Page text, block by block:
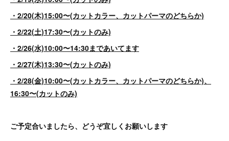
・2/20(木)15:00〜(カットカラー、カットパーマのどちらか)
・2/22(土)17:30〜(カットのみ)
・2/26(水)10:00〜14:30まであいてます
・2/27(木)13:30〜(カットのみ)
・2/28(金)10:00〜(カットカラー、カットパーマのどちらか)、
16:30〜(カットのみ)
ご予定合いましたら、どうぞ宜しくお願いします